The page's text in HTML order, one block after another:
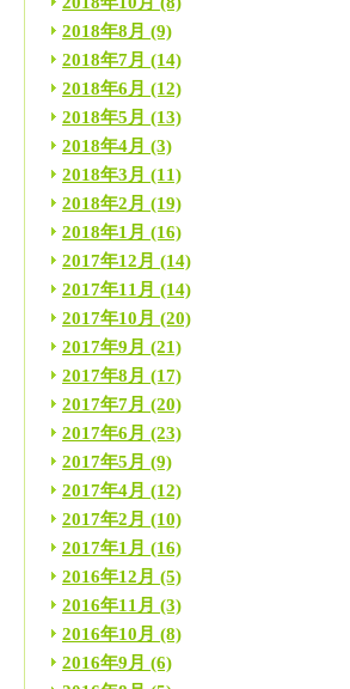
2018年8月 (9)
2018年7月 (14)
2018年6月 (12)
2018年5月 (13)
2018年4月 (3)
2018年3月 (11)
2018年2月 (19)
2018年1月 (16)
2017年12月 (14)
2017年11月 (14)
2017年10月 (20)
2017年9月 (21)
2017年8月 (17)
2017年7月 (20)
2017年6月 (23)
2017年5月 (9)
2017年4月 (12)
2017年2月 (10)
2017年1月 (16)
2016年12月 (5)
2016年11月 (3)
2016年10月 (8)
2016年9月 (6)